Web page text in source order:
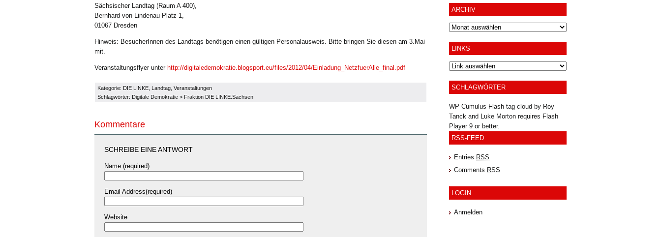
Sächsischer Landtag (Raum A 400),
Bernhard-von-Lindenau-Platz 1,
01067 Dresden
Hinweis: BesucherInnen des Landtags benötigen einen gültigen Personalausweis. Bitte bringen Sie diesen am 3.Mai
mit.
Veranstaltungsflyer unter http://digitaledemokratie.blogsport.eu/files/2012/04/Einladung_NetzfuerAlle_final.pdf
Kategorie: DIE LINKE Landtag Veranstaltungen
Schlagwörter: Digitale Demokratie > Fraktion DIE LINKE.Sachsen
Kommentare
SCHREIBE EINE ANTWORT
Name (required)
Email Address(required)
Website
ARCHIV
Archiv
LINKS
SCHLAGWÖRTER
WP Cumulus Flash tag cloud by Roy
Tanck and Luke Morton requires Flash
Player9 or better.
RSS-FEED
Entries RSS
Comments RSS
LOGIN
Anmelden